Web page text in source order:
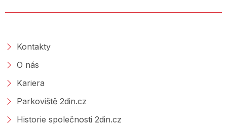
Kontakty
O nás
Kariera
Parkoviště 2din.cz
Historie společnosti 2din.cz